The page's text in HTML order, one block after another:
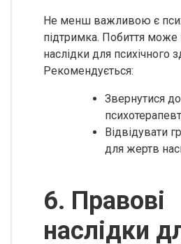
Не менш важливою є
підтримка. Побиття може
наслідки для психічного
Рекомендується:
Звернутися
Відвідувати
для жертв
6. Правові
наслідки